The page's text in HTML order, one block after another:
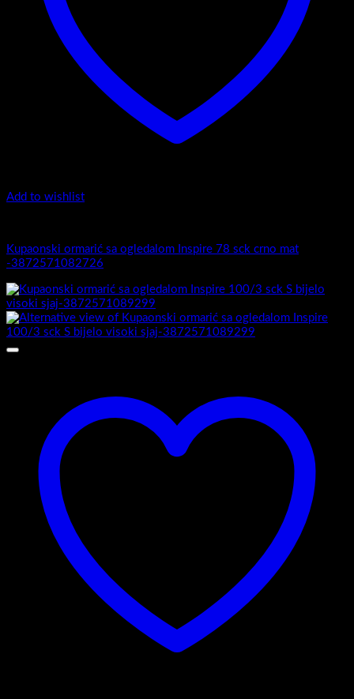
Add to wishlist
Kupaonski ormarić sa ogledalom Inspire 78 sck crno mat
-3872571082726